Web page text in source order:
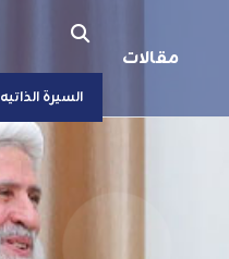
مقالات
السيرة الذاتيه